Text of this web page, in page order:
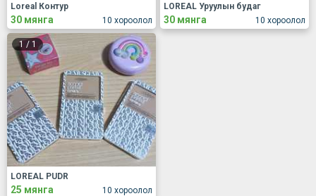
10 хороолол
Loreal Контур
30 мянга 10 хороолол
LOREAL Уруулын будаг
30 мянга
1 / 1
10 хороолол
LOREAL PUDR
25 мянга